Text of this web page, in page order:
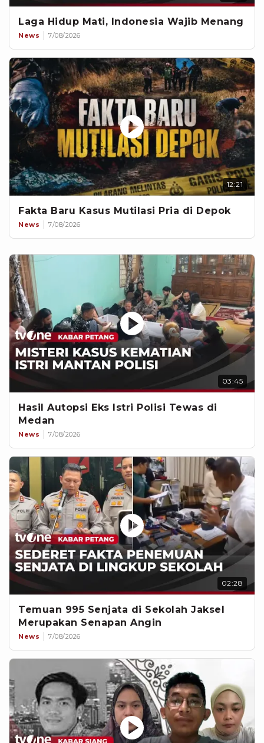
Laga Hidup Mati, Indonesia Wajib Menang
News 7/08/2026
12:21
Fakta Baru Kasus Mutilasi Pria di Depok
News 7/08/2026
03:45
Hasil Autopsi Eks Istri Polisi Tewas di
Medan
News 7/08/2026
02:28
Temuan 995 Senjata di Sekolah Jaksel
Merupakan Senapan Angin
News 7/08/2026